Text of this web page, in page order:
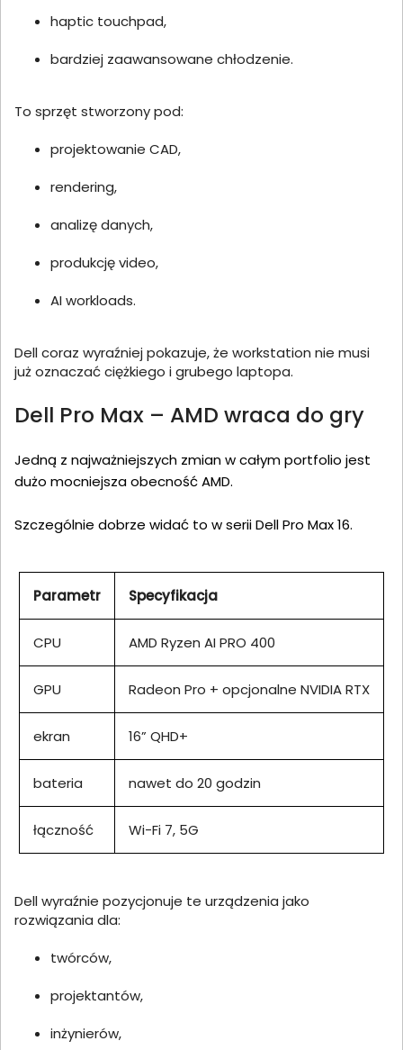
haptic touchpad,
bardziej zaawansowane chłodzenie.
To sprzęt stworzony pod:
projektowanie CAD,
rendering,
analizę danych,
produkcję video,
AI workloads.
Dell coraz wyraźniej pokazuje, że workstation nie musi
już oznaczać ciężkiego i grubego laptopa.
Dell Pro Max – AMD wraca do gry
Jedną z najważniejszych zmian w całym portfolio jest
dużo mocniejsza obecność AMD.
Szczególnie dobrze widać to w serii Dell Pro Max 16.
Parametr Specyfikacja
CPU AMD Ryzen AI PRO 400
GPU Radeon Pro + opcjonalne NVIDIA RTX
ekran 16” QHD+
bateria nawet do 20 godzin
łączność Wi-Fi 7, 5G
Dell wyraźnie pozycjonuje te urządzenia jako
rozwiązania dla:
twórców,
projektantów,
inżynierów,